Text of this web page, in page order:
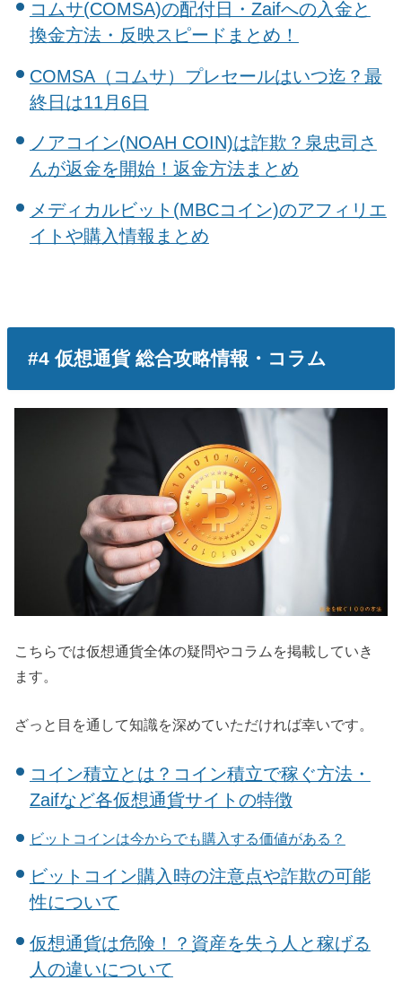
コムサ(COMSA)の配付日・Zaifへの入金と
換金方法・反映スピードまとめ！
COMSA（コムサ）プレセールはいつ迄？最
終日は11月6日
ノアコイン(NOAH COIN)は詐欺？泉忠司さ
んが返金を開始！返金方法まとめ
メディカルビット(MBCコイン)のアフィリエ
イトや購入情報まとめ
#4 仮想通貨 総合攻略情報・コラム
こちらでは仮想通貨全体の疑問やコラムを掲載していき
ます。
ざっと目を通して知識を深めていただければ幸いです。
コイン積立とは？コイン積立で稼ぐ方法・
Zaifなど各仮想通貨サイトの特徴
ビットコインは今からでも購入する価値がある？
ビットコイン購入時の注意点や詐欺の可能
性について
仮想通貨は危険！？資産を失う人と稼げる
人の違いについて